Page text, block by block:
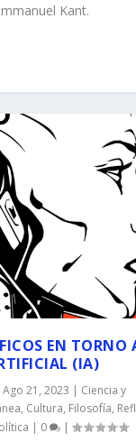
Kant.
EN TORNO
(IA)
Ago 21, 2023 | Ciencia y
, Cultura, Filosofía,
| 0 |